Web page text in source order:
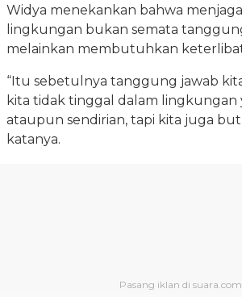
Widya menekankan bahwa
lingkungan bukan semata
melainkan membutuhkan
“Itu sebetulnya tanggung jawab
kita tidak tinggal dalam lingkungan
ataupun sendirian, tapi kita juga
katanya.